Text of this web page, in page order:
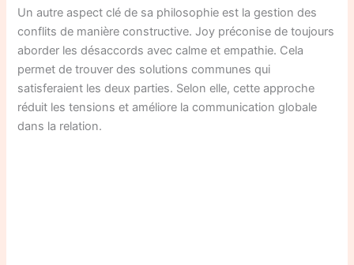
Un autre aspect clé de sa philosophie est la gestion des
conflits de manière constructive. Joy préconise de toujours
aborder les désaccords avec calme et empathie. Cela
permet de trouver des solutions communes qui
satisferaient les deux parties. Selon elle, cette approche
réduit les tensions et améliore la communication globale
dans la relation.